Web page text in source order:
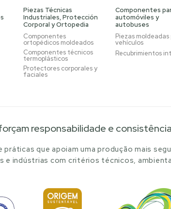
Piezas Técnicas
Industriales, Protección
Corporal y Ortopedia
Componentes
ortopédicos moldeados
Componentes técnicos
termoplásticos
Protectores corporales y
faciales
Componentes
automóviles y
autobuses
Piezas moldeadas
vehículos
Recubrimientos
responsabilidade e
que apoiam uma produção mais
e indústrias com critérios técnicos,